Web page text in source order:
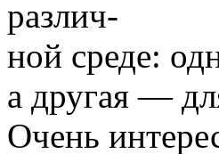
различ-
ной среде:
а другая —
Очень